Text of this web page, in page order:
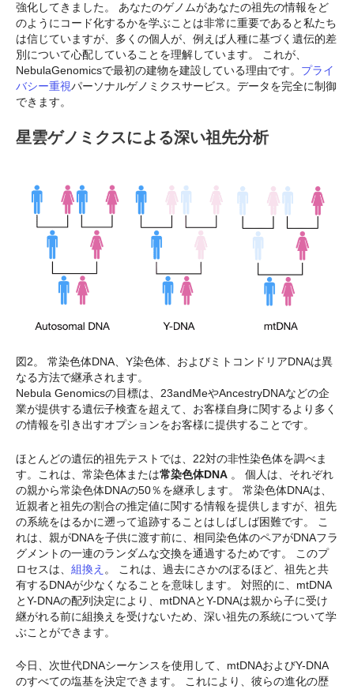
強化してきました。 あなたのゲノムがあなたの祖先の情報をど
のようにコード化するかを学ぶことは非常に重要であると私たち
は信じていますが、多くの個人が、例えば人種に基づく遺伝的差
別について心配していることを理解しています。 これが、
NebulaGenomicsで最初の建物を建設している理由です。 プライ
バシー重視パーソナルゲノミクスサービス。データを完全に制御
できます。
星雲ゲノミクスによる深い祖先分析
図2。 常染色体DNA、Y染色体、およびミトコンドリアDNAは異
なる方法で継承されます。
Nebula Genomicsの目標は、23andMeやAncestryDNAなどの企
業が提供する遺伝子検査を超えて、お客様自身に関するより多く
の情報を引き出すオプションをお客様に提供することです。
ほとんどの遺伝的祖先テストでは、22対の非性染色体を調べま
す。これは、常染色体または常染色体DNA 。 個人は、それぞれ
の親から常染色体DNAの50％を継承します。 常染色体DNAは、
近親者と祖先の割合の推定値に関する情報を提供しますが、祖先
の系統をはるかに遡って追跡することはしばしば困難です。 こ
れは、親がDNAを子供に渡す前に、相同染色体のペアがDNAフラ
グメントの一連のランダムな交換を通過するためです。 このプ
ロセスは、 組換え 。 これは、過去にさかのぼるほど、祖先と共
有するDNAが少なくなることを意味します。 対照的に、mtDNA
とY-DNAの配列決定により、mtDNAとY-DNAは親から子に受け
継がれる前に組換えを受けないため、深い祖先の系統について学
ぶことができます。
今日、次世代DNAシーケンスを使用して、mtDNAおよびY-DNA
のすべての塩基を決定できます。 これにより、彼らの進化の歴